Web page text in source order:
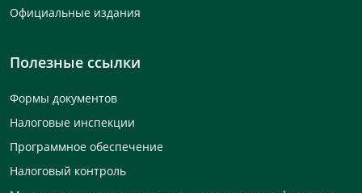
Официальные издания
Полезные ссылки
Формы документов
Налоговые инспекции
Программное обеспечение
Налоговый контроль